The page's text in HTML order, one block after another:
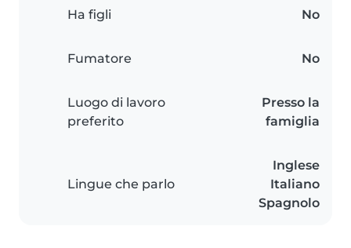
Ha figli No
Fumatore No
Luogo di lavoro
preferito
Presso la
famiglia
Lingue che parlo
Inglese
Italiano
Spagnolo